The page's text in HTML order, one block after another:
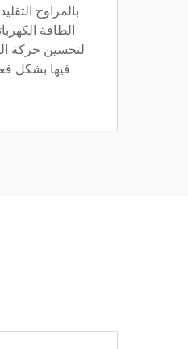
بالمراوح
الطاقة
لتحسين حركة
فيها بشكل